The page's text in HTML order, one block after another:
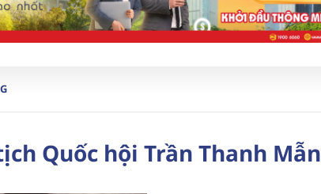
Quốc hội Trần Thanh Mẫn